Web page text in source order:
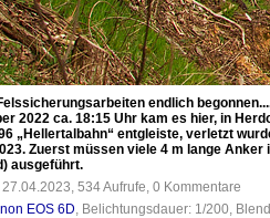
endlich
2022 ca. 18:15 Uhr kam es hier, in
„Hellertalbahn“ entgleiste, verletzt
Zuerst müssen viele 4 m lange
ausgeführt.
27.04.2023, 534 Aufrufe, 0 Kommentare
EOS 6D, Belichtungsdauer: 1/200,